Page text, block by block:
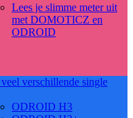
Lees je slimme meter uit
met DOMOTICZ en
ODROID
verschillende single
ODROID H3